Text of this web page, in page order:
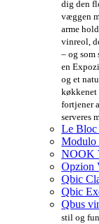
dig den
væggen
arme
vinreol,
– og som
en
og et
fortjener
serveres
Le Bloc
Modulo
NOOK
Opzion
Qbic
Qbic
Qbus
stil og